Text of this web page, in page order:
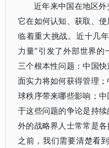
近年来中国在地区外
它在如何认知、获取、
临着重大挑战。近十几
力量"引发了外部世界的
三个根本性问题：中国
面实力将如何获得管理
球秩序带来哪些影响；
于这些问题的争论是持
外的战略界人士常常是
之前，我们需要清楚看